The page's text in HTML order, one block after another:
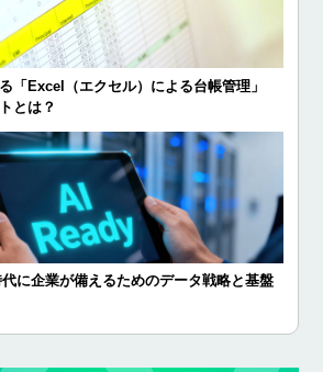
「Excel（エクセル）による台帳管理」
とは？
に企業が備えるためのデータ戦略と基盤